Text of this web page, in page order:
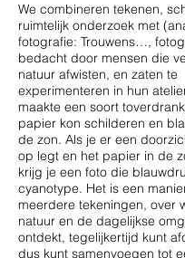
We combineren tekenen,
ruimtelijk onderzoek met
fotografie: Trouwens…,
bedacht door mensen die
natuur afwisten, en zaten te
experimenteren in hun
maakte een soort
papier kon schilderen en
de zon. Als je er een
op legt en het papier in de
krijg je een foto die
cyanotype. Het is een
meerdere tekeningen, over
natuur en de dagelijkse
ontdekt, tegelijkertijd kunt
dus kunt samenvoegen tot